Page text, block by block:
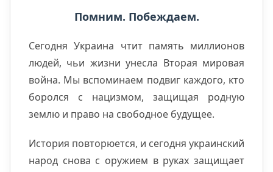
Помним. Побеждаем.
Сегодня Украина чтит память миллионов
людей, чьи жизни унесла Вторая мировая
война. Мы вспоминаем подвиг каждого, кто
боролся с нацизмом, защищая родную
землю и право на свободное будущее.
История повторюется, и сегодня украинский
народ снова с оружием в руках защищает